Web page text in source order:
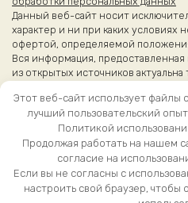
Данный веб-сайт носит
характер и ни при каких условиях
офертой, определяемой
Вся информация, предоставленная
из открытых источников
Более точные сведения об
получить из оригинальных
производителей.
Этот веб-сайт использует файлы
лучший пользовательский
Политикой
Продолжая работать на нашем
согласие на
Если вы не согласны с
настроить свой браузер, чтобы